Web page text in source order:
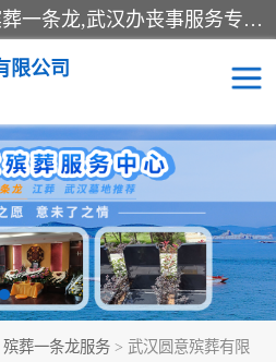
湖北殡仪一条龙,武汉殡葬一条龙,武汉办丧事服务专理红白佛事、病人临终关怀、医院或家中老人去世穿寿衣、灵车遗体接运、殡仪馆告别厅预约、办理火葬场手续、民俗丧事策划、遗体告别仪式、民俗礼仪服务、殡葬礼仪策划、陵园墓位导购、寺庙塔位择吉、往生功德策划、民俗功德策划、异地殡葬礼仪服务、异地骨灰接送返乡
限公司
殡葬一条龙服务 > 武汉圆意殡葬有限
江葬一条龙服务
仙鹤湖湿地公园
万福净土陵园
石门峰人文纪念园